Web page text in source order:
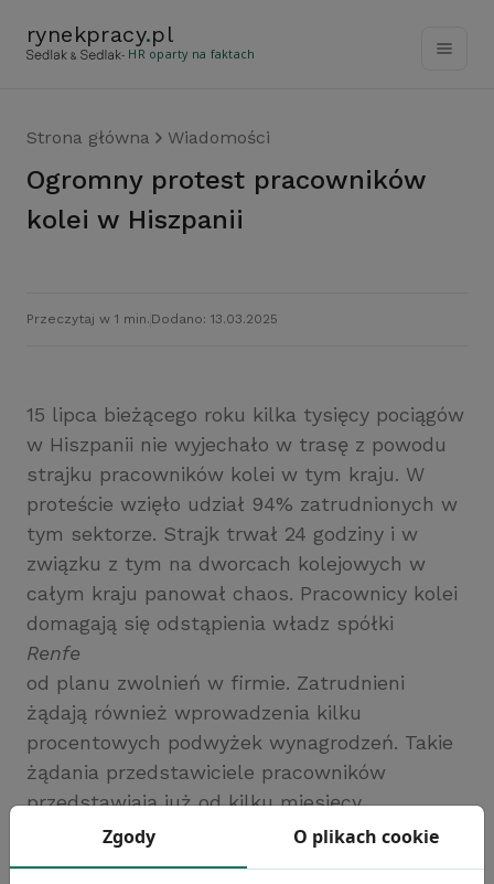
rynekpracy.pl
- HR oparty na faktach
Strona główna Wiadomości
Ogromny protest pracowników
kolei w Hiszpanii
Przeczytaj w 1 min. Dodano: 13.03.2025
15 lipca bieżącego roku kilka tysięcy pociągów
w Hiszpanii nie wyjechało w trasę z powodu
strajku pracowników kolei w tym kraju. W
proteście wzięło udział 94% zatrudnionych w
tym sektorze. Strajk trwał 24 godziny i w
związku z tym na dworcach kolejowych w
całym kraju panował chaos. Pracownicy kolei
domagają się odstąpienia władz spółki
Renfe
od planu zwolnień w firmie. Zatrudnieni
żądają również wprowadzenia kilku
procentowych podwyżek wynagrodzeń. Takie
żądania przedstawiciele pracowników
przedstawiają już od kilku miesięcy.
Źródło: https://www.wnp.pl/
Chcesz wiedzieć więcej?
Zgody O plikach cookie